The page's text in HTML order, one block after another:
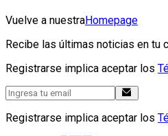
Vuelve a nuestraHomepage
Recibe las últimas noticias en tu
Registrarse implica aceptar los
Registrarse implica aceptar los